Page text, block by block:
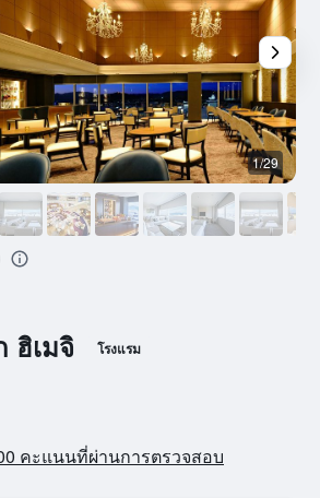
ฮิเมจิ โรงแรม
คะแนนที่ผ่านการตรวจสอบ
1/29